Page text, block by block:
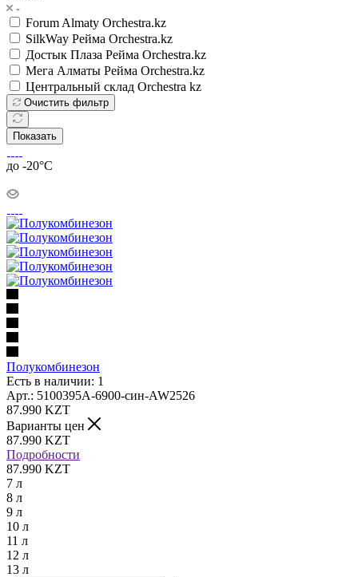
Forum Almaty Orchestra.kz
SilkWay Рейма Orchestra.kz
Достык Плаза Рейма Orchestra.kz
Мега Алматы Рейма Orchestra.kz
Центральный склад Orchestra kz
Очистить фильтр
Показать
до -20°C
Полукомбинезон
Есть в наличии: 1
Арт.: 5100395A-6900-син-AW2526
87.990 KZT
Варианты цен
87.990 KZT
Подробности
87.990 KZT
7 л
8 л
9 л
10 л
11 л
12 л
13 л